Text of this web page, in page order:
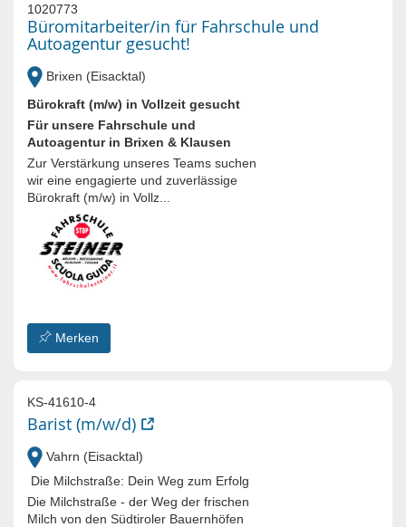
1020773
Büromitarbeiter/in für Fahrschule und
Autoagentur gesucht!
Brixen (Eisacktal)
Bürokraft (m/w) in Vollzeit gesucht
Für unsere Fahrschule und
Autoagentur in Brixen & Klausen
Zur Verstärkung unseres Teams suchen
wir eine engagierte und zuverlässige
Bürokraft (m/w) in Vollz...
Merken
KS-41610-4
Barist (m/w/d)
Vahrn (Eisacktal)
Die Milchstraße: Dein Weg zum Erfolg
Die Milchstraße - der Weg der frischen
Milch von den Südtiroler Bauernhöfen